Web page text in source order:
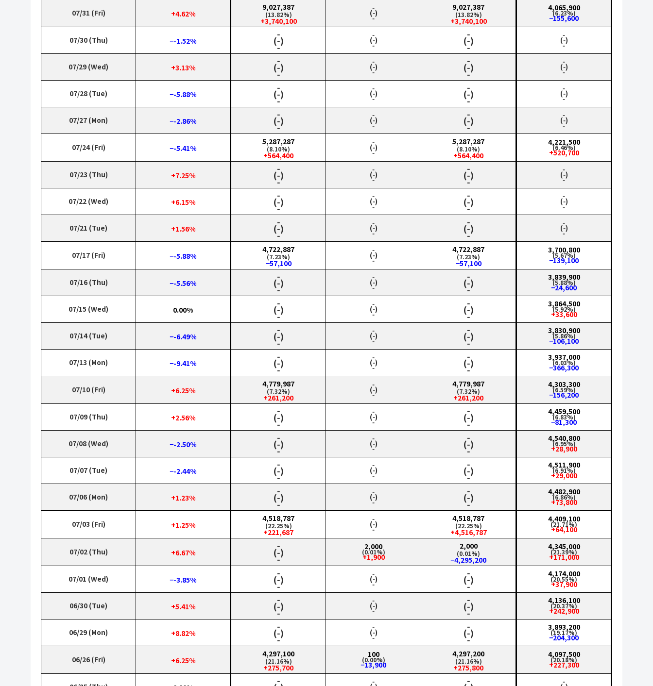
07/31 (Fri) +4.62%
9,027,387
(13.82%)
+3,740,100
‑
(‑)
‑
9,027,387
(13.82%)
+3,740,100
4,065,900
(6.23%)
−155,600
07/30 (Thu) −-1.52%
‑
(‑)
‑
‑
(‑)
‑
‑
(‑)
‑
‑
(‑)
‑
07/29 (Wed) +3.13%
‑
(‑)
‑
‑
(‑)
‑
‑
(‑)
‑
‑
(‑)
‑
07/28 (Tue) −-5.88%
‑
(‑)
‑
‑
(‑)
‑
‑
(‑)
‑
‑
(‑)
‑
07/27 (Mon) −-2.86%
‑
(‑)
‑
‑
(‑)
‑
‑
(‑)
‑
‑
(‑)
‑
07/24 (Fri) −-5.41%
5,287,287
(8.10%)
+564,400
‑
(‑)
‑
5,287,287
(8.10%)
+564,400
4,221,500
(6.46%)
+520,700
07/23 (Thu) +7.25%
‑
(‑)
‑
‑
(‑)
‑
‑
(‑)
‑
‑
(‑)
‑
07/22 (Wed) +6.15%
‑
(‑)
‑
‑
(‑)
‑
‑
(‑)
‑
‑
(‑)
‑
07/21 (Tue) +1.56%
‑
(‑)
‑
‑
(‑)
‑
‑
(‑)
‑
‑
(‑)
‑
07/17 (Fri) −-5.88%
4,722,887
(7.23%)
−57,100
‑
(‑)
‑
4,722,887
(7.23%)
−57,100
3,700,800
(5.67%)
−139,100
07/16 (Thu) −-5.56%
‑
(‑)
‑
‑
(‑)
‑
‑
(‑)
‑
3,839,900
(5.88%)
−24,600
07/15 (Wed) 0.00%
‑
(‑)
‑
‑
(‑)
‑
‑
(‑)
‑
3,864,500
(5.92%)
+33,600
07/14 (Tue) −-6.49%
‑
(‑)
‑
‑
(‑)
‑
‑
(‑)
‑
3,830,900
(5.86%)
−106,100
07/13 (Mon) −-9.41%
‑
(‑)
‑
‑
(‑)
‑
‑
(‑)
‑
3,937,000
(6.03%)
−366,300
07/10 (Fri) +6.25%
4,779,987
(7.32%)
+261,200
‑
(‑)
‑
4,779,987
(7.32%)
+261,200
4,303,300
(6.59%)
−156,200
07/09 (Thu) +2.56%
‑
(‑)
‑
‑
(‑)
‑
‑
(‑)
‑
4,459,500
(6.83%)
−81,300
07/08 (Wed) −-2.50%
‑
(‑)
‑
‑
(‑)
‑
‑
(‑)
‑
4,540,800
(6.95%)
+28,900
07/07 (Tue) −-2.44%
‑
(‑)
‑
‑
(‑)
‑
‑
(‑)
‑
4,511,900
(6.91%)
+29,000
07/06 (Mon) +1.23%
‑
(‑)
‑
‑
(‑)
‑
‑
(‑)
‑
4,482,900
(6.86%)
+73,800
07/03 (Fri) +1.25%
4,518,787
(22.25%)
+221,687
‑
(‑)
‑
4,518,787
(22.25%)
+4,516,787
4,409,100
(21.71%)
+64,100
07/02 (Thu) +6.67%
‑
(‑)
‑
2,000
(0.01%)
+1,900
2,000
(0.01%)
−4,295,200
4,345,000
(21.39%)
+171,000
07/01 (Wed) −-3.85%
‑
(‑)
‑
‑
(‑)
‑
‑
(‑)
‑
4,174,000
(20.55%)
+37,900
06/30 (Tue) +5.41%
‑
(‑)
‑
‑
(‑)
‑
‑
(‑)
‑
4,136,100
(20.37%)
+242,900
06/29 (Mon) +8.82%
‑
(‑)
‑
‑
(‑)
‑
‑
(‑)
‑
3,893,200
(19.17%)
−204,300
06/26 (Fri) +6.25%
4,297,100
(21.16%)
+275,700
100
(0.00%)
−13,900
4,297,200
(21.16%)
+275,800
4,097,500
(20.18%)
+227,300
‑ ‑ ‑ ‑